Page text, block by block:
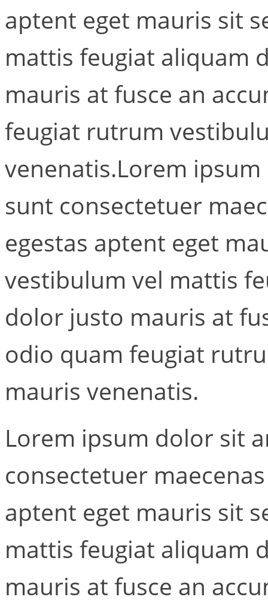
aptent eget mauris sit
mattis feugiat aliquam
mauris at fusce an
feugiat rutrum
venenatis.Lorem
sunt consectetuer
egestas aptent eget
vestibulum vel mattis
dolor justo mauris at
odio quam feugiat
mauris venenatis.
Lorem ipsum dolor sit
consectetuer
aptent eget mauris sit
mattis feugiat aliquam
mauris at fusce an